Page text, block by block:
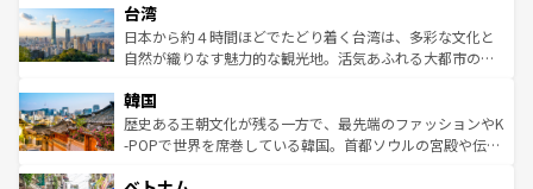
ならではの贅沢な旅のスタイルだ。 なお、新着のアメリカ
情報はコンテンツ一覧を参照してほしい。
れるおもてなしの心で訪れる人々を迎えてくれるハワイの
人々、おいしいローカルフードやハワイアンミュージッ
ク、伝統的なフラダンスなど、すべてがハワイの魅力を彩
ワイを、存分に味わってほしい。 なお、新着のハワイ情報
はコンテンツ一覧を参照してほしい。
リアリーフや大陸中央部にそびえるウルル（エアーズロッ
ク）、タスマニアの美しい原生林やケアンズの熱帯雨林な
ど、見どころがたくさん。また、カフェやワイン、オージ
いる。アクティビティも充実しており、サーフィンやダイ
ビング、ハイキングなど、アウトドア好きにはたまらな
い。オーストラリアの多彩な魅力を存分に味わいつくそ
参照してほしい。
台湾
日本から約４時間ほどでたどり着く台湾は、多彩な文化と
自然が織りなす魅力的な観光地。活気あふれる大都市の台
ン）、静ひつな山岳地帯である台湾東部など、都市の喧騒
と山間の静けさが共存しており、訪れる人に新しい発見と
驚きをもたらしてくれる。また、奥深い台湾の食文化も魅
韓国
歴史ある王朝文化が残る一方で、最先端のファッションやK
-POPで世界を席巻している韓国。首都ソウルの宮殿や伝統